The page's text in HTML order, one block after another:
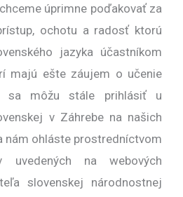
úprimne poďakovať za
ochotu a radosť ktorú
jazyka účastníkom
majú ešte záujem o učenie
sa môžu stále prihlásiť u
v Záhrebe na našich
nám ohláste prostredníctvom
uvedených na webových
slovenskej národnostnej